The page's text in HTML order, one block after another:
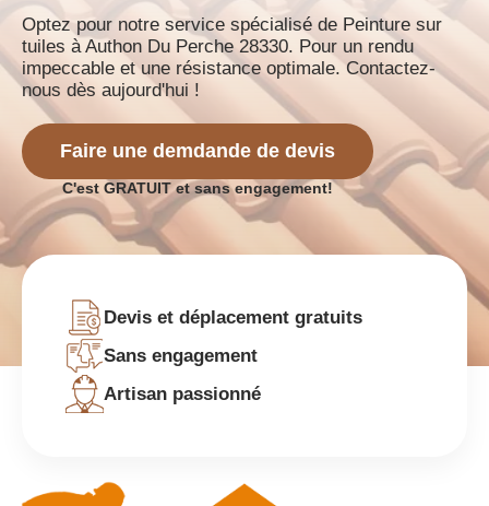
Optez pour notre service spécialisé de Peinture sur
tuiles à Authon Du Perche 28330. Pour un rendu
impeccable et une résistance optimale. Contactez-
nous dès aujourd'hui !
Faire une demdande de devis
C'est GRATUIT et sans engagement!
Devis et déplacement gratuits
Sans engagement
Artisan passionné